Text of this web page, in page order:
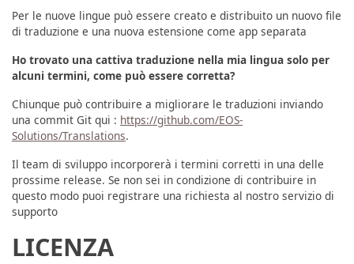
Per le nuove lingue può essere creato e distribuito un nuovo file
di traduzione e una nuova estensione come app separata
Ho trovato una cattiva traduzione nella mia lingua solo per
alcuni termini, come può essere corretta?
Chiunque può contribuire a migliorare le traduzioni inviando
una commit Git qui : https://github.com/EOS-
Solutions/Translations.
Il team di sviluppo incorporerà i termini corretti in una delle
prossime release. Se non sei in condizione di contribuire in
questo modo puoi registrare una richiesta al nostro servizio di
supporto
LICENZA